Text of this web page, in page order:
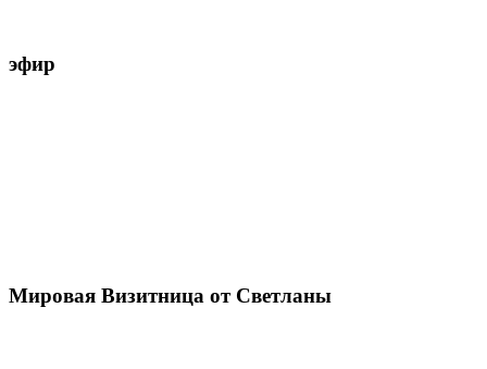
эфир
Мировая Визитница от Светланы